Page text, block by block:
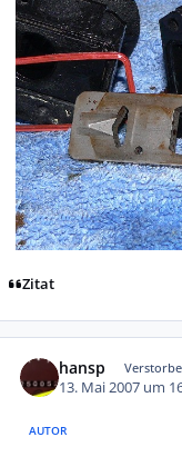
Zitat
hansp
13. Mai 2007 um
AUTOR